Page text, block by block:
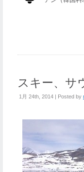
スキー、
1月 24th, 2014 | Posted by